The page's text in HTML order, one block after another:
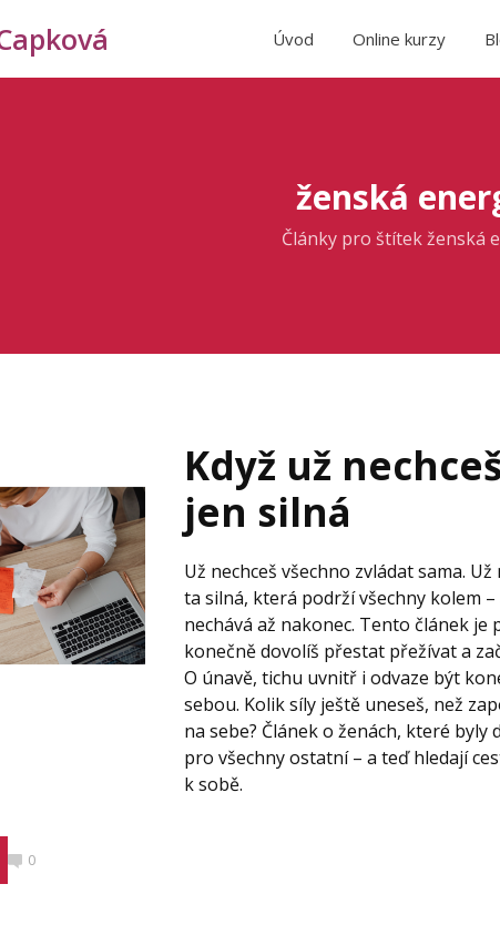
Úvod Online kurzy
ženská
Články pro štítek ženská
Když už
jen silná
Už nechceš všechno zvládat sama.
ta silná, která podrží všechny kolem –
nechává až nakonec. Tento článek je
konečně dovolíš přestat přežívat a
O únavě, tichu uvnitř i odvaze být
sebou. Kolik síly ještě uneseš, než
na sebe? Článek o ženách, které byly
pro všechny ostatní – a teď hledají
k sobě.
0